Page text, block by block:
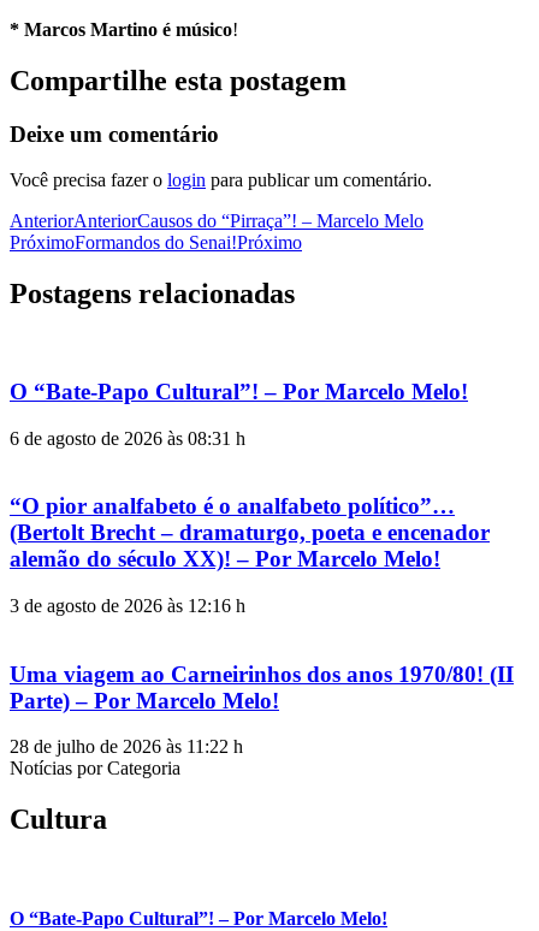
* Marcos Martino é músico!
Compartilhe esta postagem
Deixe um comentário
Você precisa fazer o login para publicar um comentário.
AnteriorAnteriorCausos do “Pirraça”! – Marcelo Melo
PróximoFormandos do Senai!Próximo
Postagens relacionadas
O “Bate-Papo Cultural”! – Por Marcelo Melo!
6 de agosto de 2026 às 08:31 h
“O pior analfabeto é o analfabeto político”…
(Bertolt Brecht – dramaturgo, poeta e encenador
alemão do século XX)! – Por Marcelo Melo!
3 de agosto de 2026 às 12:16 h
Uma viagem ao Carneirinhos dos anos 1970/80! (II
Parte) – Por Marcelo Melo!
28 de julho de 2026 às 11:22 h
Notícias por Categoria
Cultura
O “Bate-Papo Cultural”! – Por Marcelo Melo!